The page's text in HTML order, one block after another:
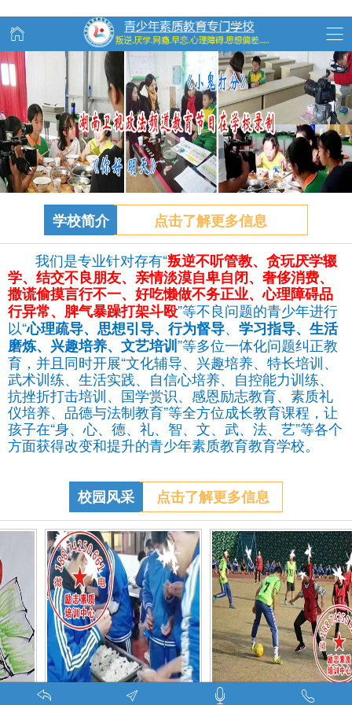
学校简介
点击了解更多信息
我们是专业针对存有“叛逆不听管教、 贪玩厌学辍
学、结交不良朋友、亲情淡漠自卑自闭、奢侈消费、
撒谎偷摸言行不一、好吃懒做不务正业、心理障碍品
行异常、脾气暴躁打架斗殴”等不良问题的青少年进行
以“心理疏导、思想引导、行为督导、 学习指导、生活
磨炼、兴趣培养、文艺培训”等多位一体化问题纠正教
育，并且同时开展“文化辅导、兴趣培养、特长培训、
武术训练、生活实践、自信心培养、自控能力训练、
抗挫折打击培训、国学赏识、感恩励志教育、素质礼
仪培养、品德与法制教育”等全方位成长教育课程，让
孩子在“身、心、德、礼、智、文、武、法、艺”等各个
方面获得改变和提升的青少年素质教育教育学校。
校园风采 点击了解更多信息